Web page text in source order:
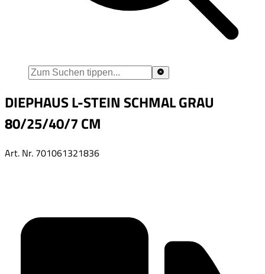
DIEPHAUS L-STEIN SCHMAL GRAU
80/25/40/7 CM
Art. Nr. 701061321836